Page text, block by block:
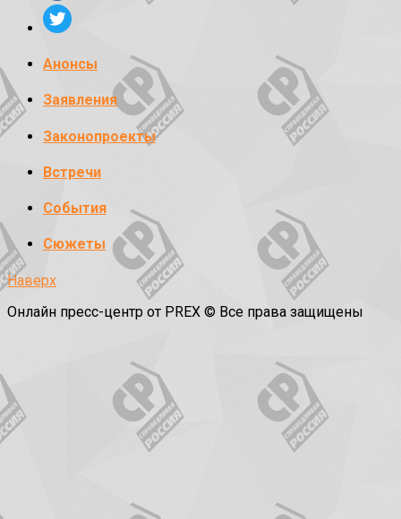
Анонсы
Заявления
Законопроекты
Встречи
События
Сюжеты
Наверх
Онлайн пресс-центр от PREX © Все права защищены